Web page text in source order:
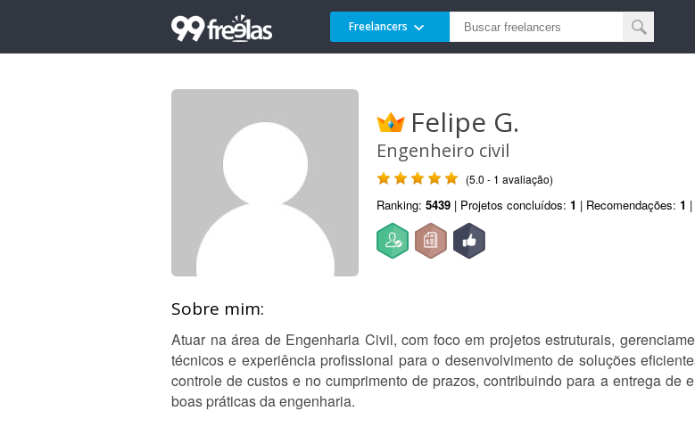
Freelancers
Felipe G.
Engenheiro civil
(5.0 - 1 avaliação)
Ranking: 5439 | Projetos concluídos: 1 | Recomendações: 1
Sobre mim:
Atuar na área de Engenharia Civil, com foco em projetos estruturais,
técnicos e experiência profissional para o desenvolvimento de soluções
controle de custos e no cumprimento de prazos, contribuindo para a entrega de
boas práticas da engenharia.